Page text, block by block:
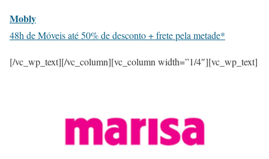
Mobly
48h de Móveis até 50% de desconto + frete pela metade*
[/vc_wp_text][/vc_column][vc_column width=”1/4″][vc_wp_text]